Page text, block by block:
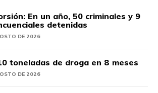
En un año, 50 criminales y 9
detenidas
DE 2026
toneladas de droga en 8 meses
DE 2026